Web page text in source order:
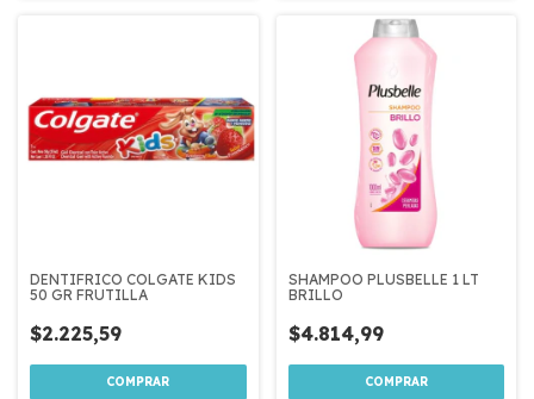
DENTIFRICO COLGATE KIDS
50 GR FRUTILLA
$2.225,59
SHAMPOO PLUSBELLE 1 LT
BRILLO
$4.814,99